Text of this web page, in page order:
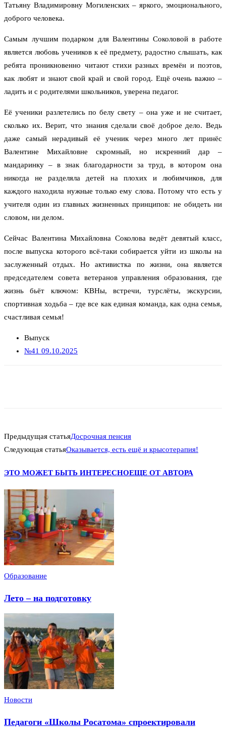
Татьяну Владимировну Могиленских – яркого, эмоционального,
доброго человека.
Самым лучшим подарком для Валентины Соколовой в работе
является любовь учеников к её предмету, радостно слышать, как
ребята проникновенно читают стихи разных времён и поэтов,
как любят и знают свой край и свой город. Ещё очень важно –
ладить и с родителями школьников, уверена педагог.
Её ученики разлетелись по белу свету – она уже и не считает,
сколько их. Верит, что знания сделали своё доброе дело. Ведь
даже самый нерадивый её ученик через много лет принёс
Валентине Михайловне скромный, но искренний дар –
мандаринку – в знак благодарности за труд, в котором она
никогда не разделяла детей на плохих и любимчиков, для
каждого находила нужные только ему слова. Потому что есть у
учителя один из главных жизненных принципов: не обидеть ни
словом, ни делом.
Сейчас Валентина Михайловна Соколова ведёт девятый класс,
после выпуска которого всё-таки собирается уйти из школы на
заслуженный отдых. Но активистка по жизни, она является
председателем совета ветеранов управления образования, где
жизнь бьёт ключом: КВНы, встречи, турслёты, экскурсии,
спортивная ходьба – где все как единая команда, как одна семья,
счастливая семья!
Выпуск
№41 09.10.2025
Предыдущая статьяДосрочная пенсия
Следующая статьяОказывается, есть ещё и крысотерапия!
ЭТО МОЖЕТ БЫТЬ ИНТЕРЕСНОЕЩЕ ОТ АВТОРА
Образование
Лето – на подготовку
Новости
Педагоги «Школы Росатома» спроектировали